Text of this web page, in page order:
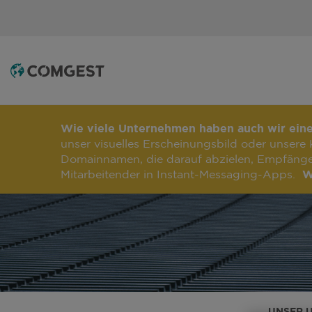
Wie viele Unternehmen haben auch wir
unser visuelles Erscheinungsbild oder
Domainnamen, die darauf abzielen,
Mitarbeitender in Instant-Messaging-Apps.